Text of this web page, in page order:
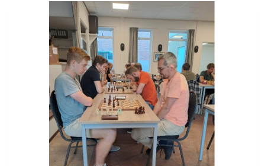
TWEEDE
RONDE
VAKANTIETOERNOOI